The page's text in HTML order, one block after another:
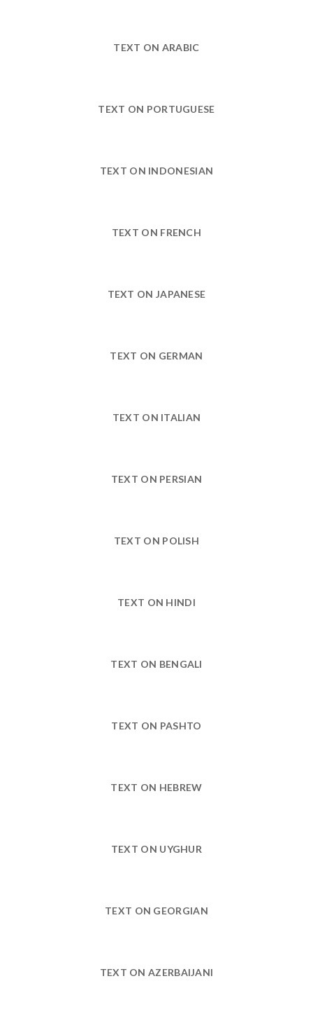
TEXT ON ARABIC
TEXT ON PORTUGUESE
TEXT ON INDONESIAN
TEXT ON FRENCH
TEXT ON JAPANESE
TEXT ON GERMAN
TEXT ON ITALIAN
TEXT ON PERSIAN
TEXT ON POLISH
TEXT ON HINDI
TEXT ON BENGALI
TEXT ON PASHTO
TEXT ON HEBREW
TEXT ON UYGHUR
TEXT ON GEORGIAN
TEXT ON AZERBAIJANI